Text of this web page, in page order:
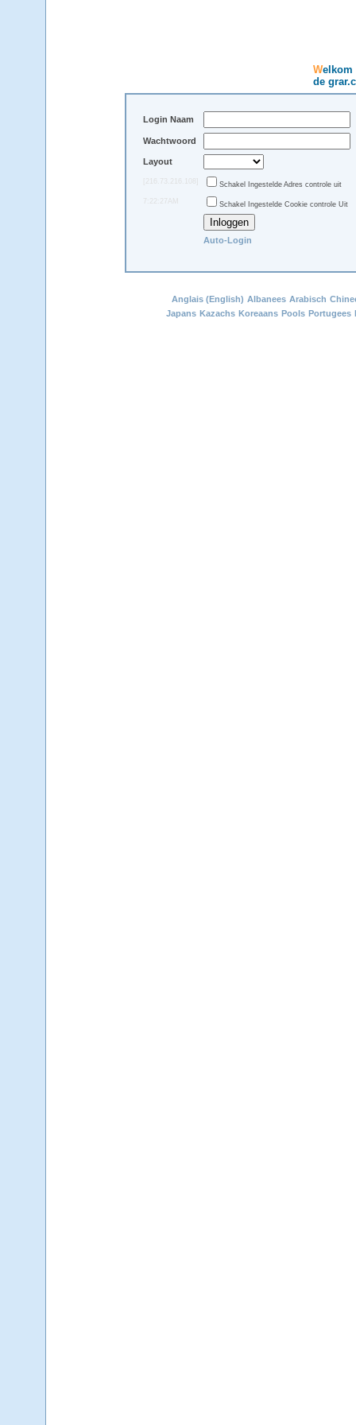
de
Login Naam
Wachtwoord
Layout
[216.73.216.108] Schakel Ingestelde Adres controle uit
7:22:27AM Schakel Ingestelde Cookie controle Uit
Auto-Login
Anglais (English) Albanees Arabisch
Japans Kazachs Koreaans Pools Portugees